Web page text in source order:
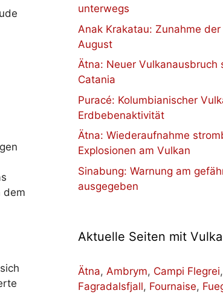
dem
unterwegs
Anak Krakatau: Zunahme
August
Ätna: Neuer Vulkanausbruch
Catania
Puracé: Kolumbianischer
Erdbebenaktivität
Ätna: Wiederaufnahme
Explosionen am Vulkan
Sinabung: Warnung am
ausgegeben
Aktuelle Seiten mit
Ätna, Ambrym, Campi Flegrei,
Fagradalsfjall, Fournaise,